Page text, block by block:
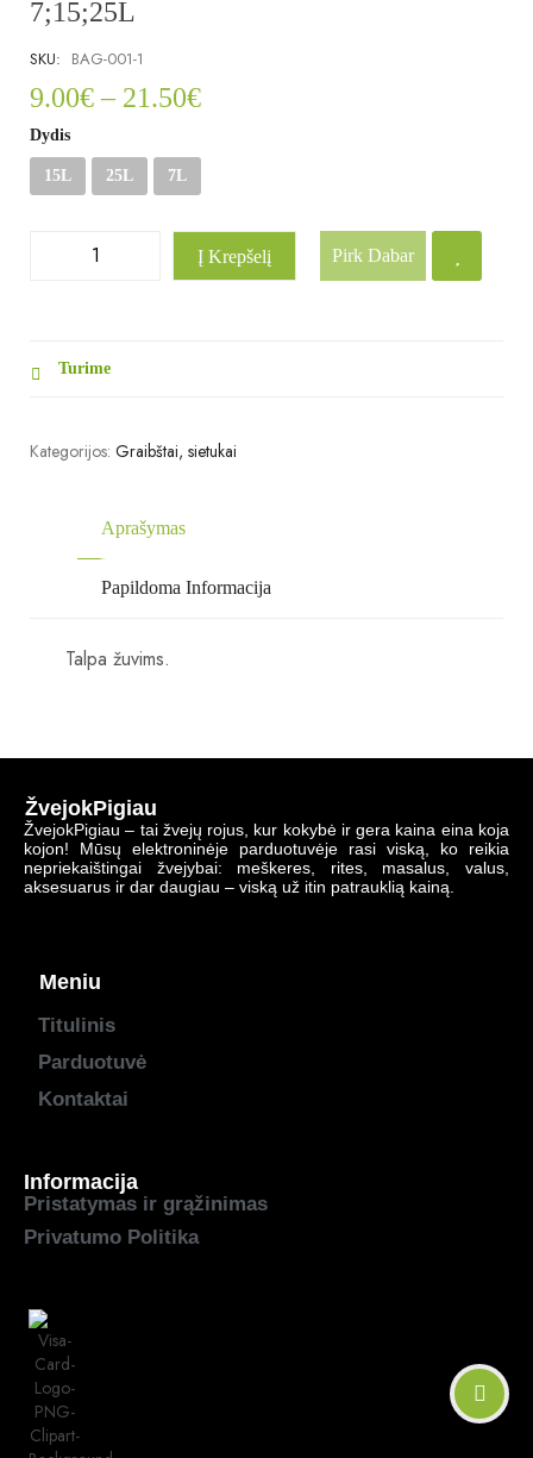
7;15;25L
SKU: BAG-001-1
9.00€– 21.50€
Dydis
15L 25L 7L
Į Krepšelį Pirk Dabar
Turime
Kategorijos: Graibštai, sietukai
Aprašymas
Papildoma Informacija
Talpa žuvims.
ŽvejokPigiau
ŽvejokPigiau – tai žvejų rojus, kur kokybė ir gera kaina eina koja
kojon! Mūsų elektroninėje parduotuvėje rasi viską, ko reikia
nepriekaištingai žvejybai: meškeres, rites, masalus, valus,
aksesuarus ir dar daugiau – viską už itin patrauklią kainą.
Meniu
Titulinis
Parduotuvė
Kontaktai
Informacija
Pristatymas ir grąžinimas
Privatumo Politika